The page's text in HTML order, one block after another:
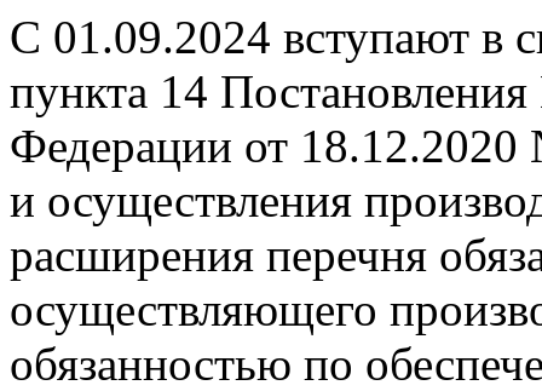
С 01.09.2024 вступают в
пункта 14
Федерации от
и осуществления
расширения перечня
осуществляющего
обязанностью по